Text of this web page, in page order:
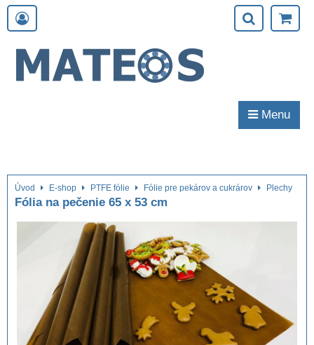
Menu
Úvod E-shop PTFE fólie Fólie pre pekárov a cukrárov Plechy
Fólia na pečenie 65 x 53 cm